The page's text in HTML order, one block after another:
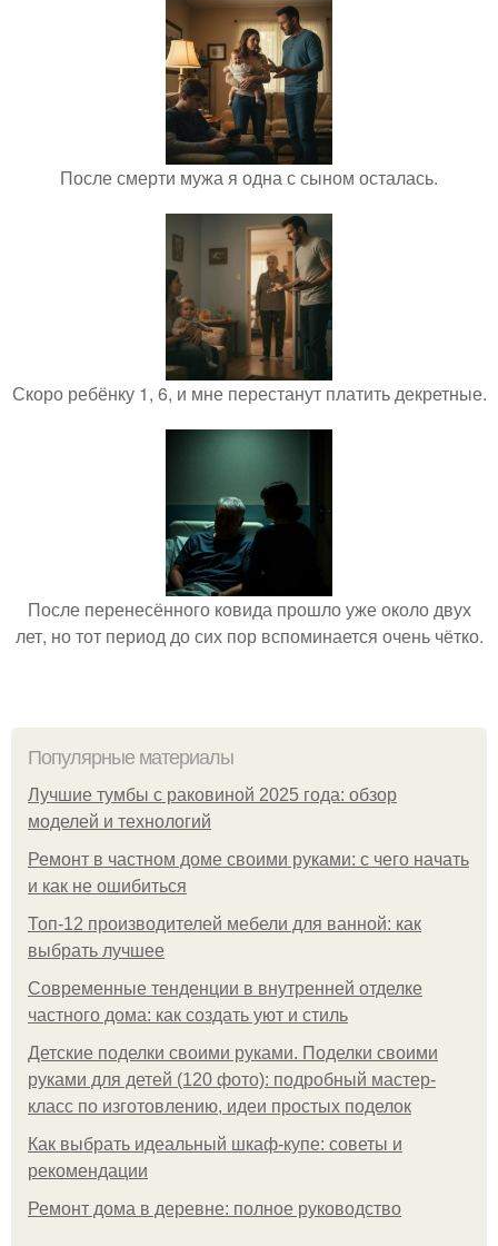
После смерти мужа я одна с сыном осталась.
Скоро ребёнку 1, 6, и мне перестанут платить декретные.
После перенесённого ковида прошло уже около двух
лет, но тот период до сих пор вспоминается очень чётко.
Популярные материалы
Лучшие тумбы с раковиной 2025 года: обзор
моделей и технологий
Ремонт в частном доме своими руками: с чего начать
и как не ошибиться
Топ-12 производителей мебели для ванной: как
выбрать лучшее
Современные тенденции в внутренней отделке
частного дома: как создать уют и стиль
Детские поделки своими руками. Поделки своими
руками для детей (120 фото): подробный мастер-
класс по изготовлению, идеи простых поделок
Как выбрать идеальный шкаф-купе: советы и
рекомендации
Ремонт дома в деревне: полное руководство